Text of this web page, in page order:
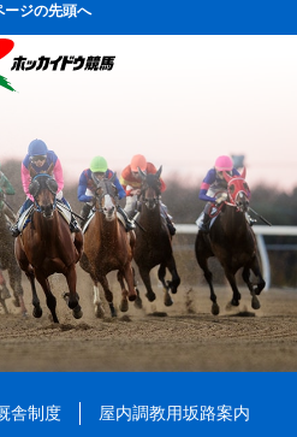
ージの先頭へ
舎制度 屋内調教用坂路案内